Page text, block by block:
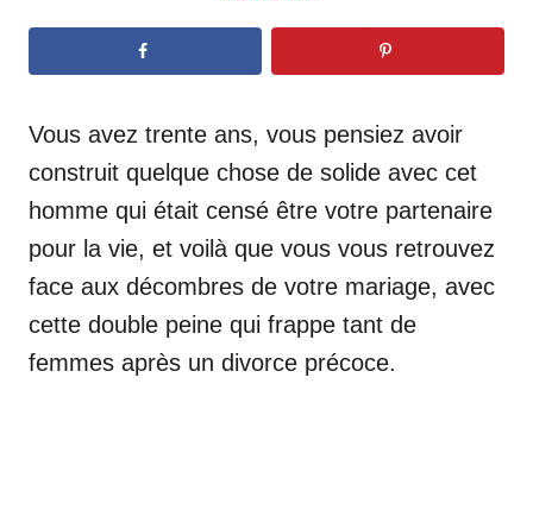
Vous avez trente ans, vous pensiez avoir
construit quelque chose de solide avec cet
homme qui était censé être votre partenaire
pour la vie, et voilà que vous vous retrouvez
face aux décombres de votre mariage, avec
cette double peine qui frappe tant de
femmes après un divorce précoce.